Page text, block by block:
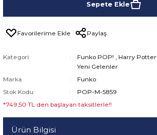
Sepete Ekle
Paylaş
Kategori Funko POP! , Harry Potter
Yeni Gelenler
Marka
Funko
Stok Kodu
POP-M-5859
*749,50 TL den başlayan taksitlerle!!
Ürün Bilgisi